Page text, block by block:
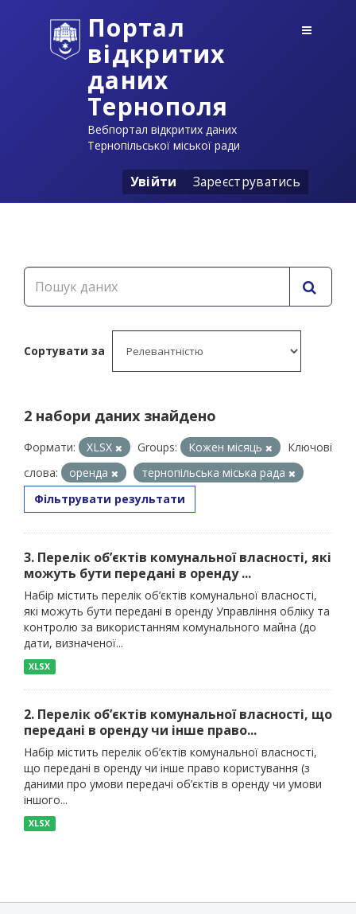
Портал
відкритих
даних
Тернополя
Вебпортал відкритих даних
Тернопільської міської ради
Увійти Зареєструватись
Сортувати за
2 набори даних знайдено
Формати: XLSX Groups: Кожен місяць
Ключові
слова:
оренда
тернопільська міська рада
Фільтрувати результати
3. Перелік об’єктів комунальної власності, які
можуть бути передані в оренду ...
Набір містить перелік об’єктів комунальної власності,
які можуть бути передані в оренду Управління обліку та
контролю за використанням комунального майна (до
дати, визначеної...
XLSX
2. Перелік об’єктів комунальної власності, що
передані в оренду чи інше право...
Набір містить перелік об’єктів комунальної власності,
що передані в оренду чи інше право користування (з
даними про умови передачі об’єктів в оренду чи умови
іншого...
XLSX